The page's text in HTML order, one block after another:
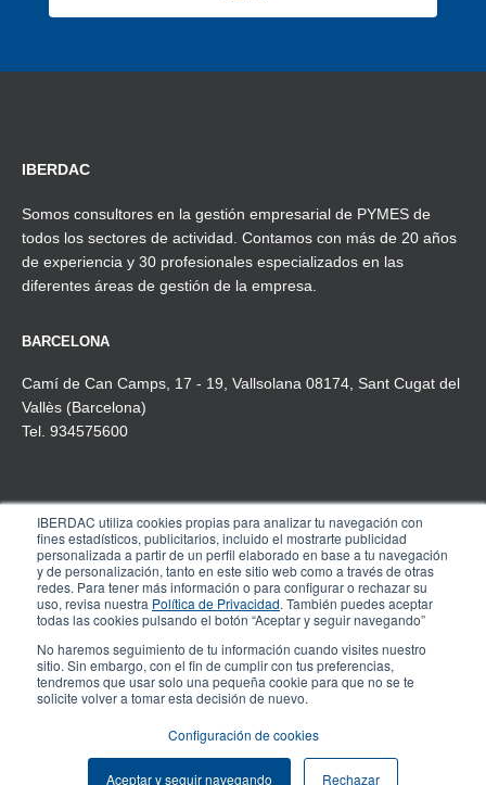
IBERDAC utiliza cookies propias para analizar tu navegación con
fines estadísticos, publicitarios, incluido el mostrarte publicidad
personalizada a partir de un perfil elaborado en base a tu navegación
y de personalización, tanto en este sitio web como a través de otras
redes. Para tener más información o para configurar o rechazar su
uso, revisa nuestra Política de Privacidad. También puedes aceptar
todas las cookies pulsando el botón “Aceptar y seguir navegando”
No haremos seguimiento de tu información cuando visites nuestro
sitio. Sin embargo, con el fin de cumplir con tus preferencias,
tendremos que usar solo una pequeña cookie para que no se te
solicite volver a tomar esta decisión de nuevo.
Configuración de cookies
Aceptar y seguir navegando Rechazar
IBERDAC
Somos consultores en la gestión empresarial de PYMES de
todos los sectores de actividad. Contamos con más de 20 años
de experiencia y 30 profesionales especializados en las
diferentes áreas de gestión de la empresa.
BARCELONA
Camí de Can Camps, 17 - 19, Vallsolana 08174, Sant Cugat del
Vallès (Barcelona)
Tel. 934575600
MADRID
Pº de la Castellana, 91, 4º-1ª
28046 Madrid
Tel. 910 608 737
© COPYRIGHT IBERDAC 2025 – Todos los